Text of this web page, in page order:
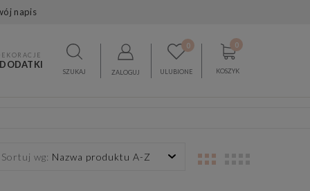
napis
SZUKAJ ZALOGUJ ULUBIONE
0 0
KOSZYK
Sortuj wg: Nazwa produktu A-Z